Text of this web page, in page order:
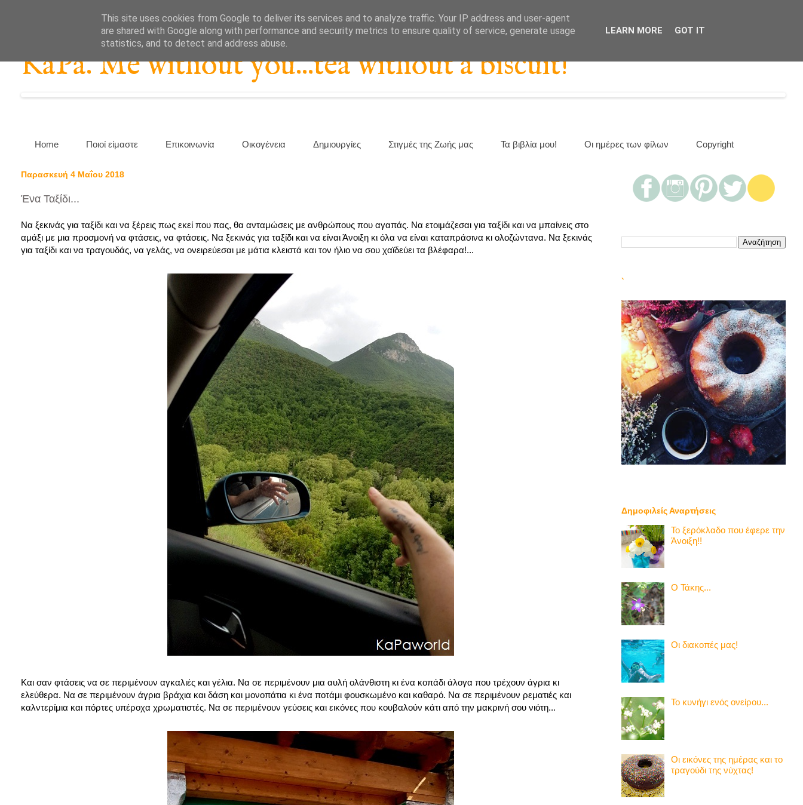
KaPa. Me without you...tea without a biscuit!
Home Ποιοί είμαστε Επικοινωνία Οικογένεια Δημιουργίες Στιγμές της Ζωής μας Τα βιβλία μου! Οι ημέρες των φίλων Copyright
Παρασκευή 4 Μαΐου 2018
Ένα Ταξίδι...
Να ξεκινάς για ταξίδι και να ξέρεις πως εκεί που πας, θα ανταμώσεις με ανθρώπους που αγαπάς. Να ετοιμάζεσαι για ταξίδι και να μπαίνεις στο
αμάξι με μια προσμονή να φτάσεις, να φτάσεις. Να ξεκινάς για ταξίδι και να είναι Άνοιξη κι όλα να είναι καταπράσινα κι ολοζώντανα. Να ξεκινάς
για ταξίδι και να τραγουδάς, να γελάς, να ονειρεύεσαι με μάτια κλειστά και τον ήλιο να σου χαϊδεύει τα βλέφαρα!...
Και σαν φτάσεις να σε περιμένουν αγκαλιές και γέλια. Να σε περιμένουν μια αυλή ολάνθιστη κι ένα κοπάδι άλογα που τρέχουν άγρια κι
ελεύθερα. Να σε περιμένουν άγρια βράχια και δάση και μονοπάτια κι ένα ποτάμι φουσκωμένο και καθαρό. Να σε περιμένουν ρεματιές και
καλντερίμια και πόρτες υπέροχα χρωματιστές. Να σε περιμένουν γεύσεις και εικόνες που κουβαλούν κάτι από την μακρινή σου νιότη...
`
Δημοφιλείς Αναρτήσεις
Το ξερόκλαδο που έφερε την
Άνοιξη!!
Ο Τάκης...
Οι διακοπές μας!
Το κυνήγι ενός ονείρου...
Οι εικόνες της ημέρας και το
τραγούδι της νύχτας!
This site uses cookies from Google to deliver its services and to analyze traffic. Your IP address and user-agent
are shared with Google along with performance and security metrics to ensure quality of service, generate usage
statistics, and to detect and address abuse.
LEARN MORE GOT IT